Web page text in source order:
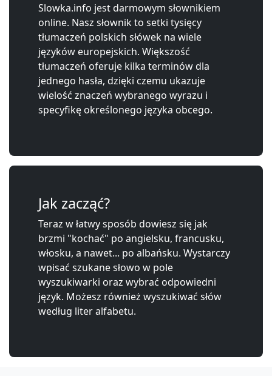
Slowka.info jest darmowym słownikiem
online. Nasz słownik to setki tysięcy
tłumaczeń polskich słówek na wiele
języków europejskich. Większość
tłumaczeń oferuje kilka terminów dla
jednego hasła, dzięki czemu ukazuje
wielość znaczeń wybranego wyrazu i
specyfikę określonego języka obcego.
Jak zacząć?
Teraz w łatwy sposób dowiesz się jak
brzmi "kochać" po angielsku, francusku,
włosku, a nawet... po albańsku. Wystarczy
wpisać szukane słowo w pole
wyszukiwarki oraz wybrać odpowiedni
język. Możesz również wyszukiwać słów
według liter alfabetu.